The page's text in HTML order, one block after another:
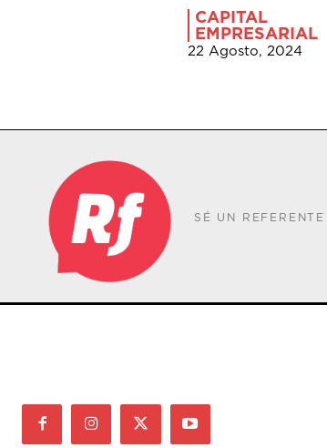
CAPITAL
EMPRESARIAL
22 Agosto, 2024
SÉ UN REFERENTE